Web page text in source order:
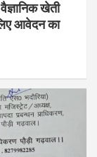
खेती
आवेदन का